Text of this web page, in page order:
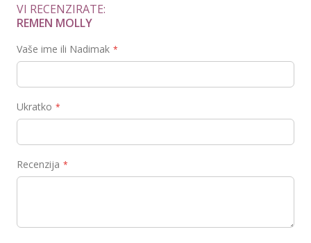
VI RECENZIRATE:
REMEN MOLLY
Vaše ime ili Nadimak
Ukratko
Recenzija